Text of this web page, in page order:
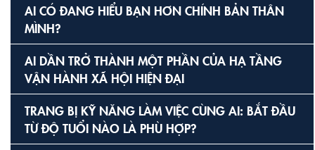
AI CÓ ĐANG HIỂU BẠN HƠN CHÍNH BẢN THÂN
MÌNH?
AI DẦN TRỞ THÀNH MỘT PHẦN CỦA HẠ TẦNG
VẬN HÀNH XÃ HỘI HIỆN ĐẠI
TRANG BỊ KỸ NĂNG LÀM VIỆC CÙNG AI: BẮT ĐẦU
TỪ ĐỘ TUỔI NÀO LÀ PHÙ HỢP?